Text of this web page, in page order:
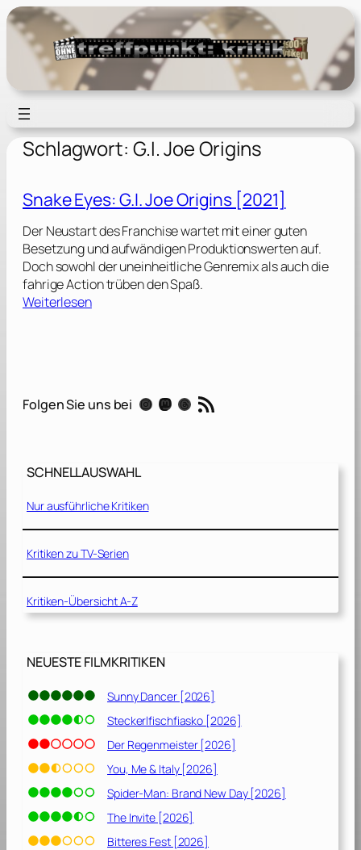
Zum
Inhalt
springen
Schlagwort: G.I. Joe Origins
Snake Eyes: G.I. Joe Origins [2021]
Der Neustart des Franchise wartet mit einer guten
Besetzung und aufwändigen Produktionswerten auf.
Doch sowohl der uneinheitliche Genremix als auch die
fahrige Action trüben den Spaß.
Weiterlesen:
E
:
.
I
.
e
O
i
i
s
[
2
2
1
]
Folgen Sie uns bei Instagram Mastodon Threads RSS-Feed
SCHNELLAUSWAHL
Nur ausführliche Kritiken
Kritiken zu TV-Serien
Kritiken-Übersicht A-Z
NEUESTE FILMKRITIKEN
Sunny Dancer [2026]
Steckerlfischfiasko [2026]
Der Regenmeister [2026]
You, Me & Italy [2026]
Spider-Man: Brand New Day [2026]
The Invite [2026]
Bitteres Fest [2026]